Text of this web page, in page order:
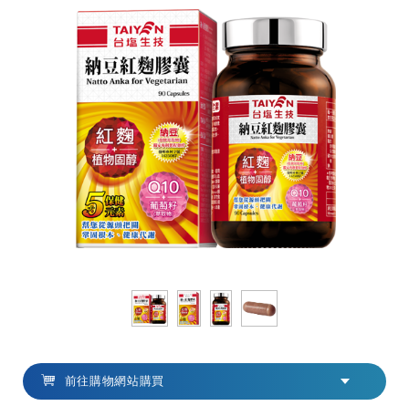
前往購物網站購買